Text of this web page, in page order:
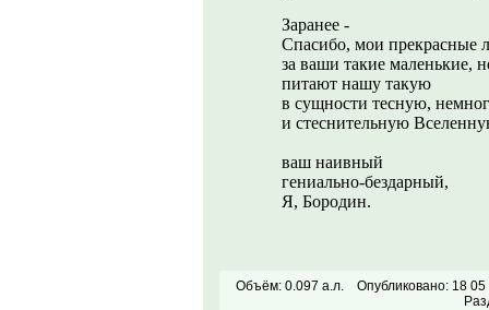
Заранее -
Спасибо, мои прекрасные
за ваши такие маленькие,
питают нашу такую
в сущности тесную,
и стеснительную
ваш наивный
гениально-бездарный,
Я, Бородин.
Объём: 0.097 а.л.
Опубликовано: 18 05